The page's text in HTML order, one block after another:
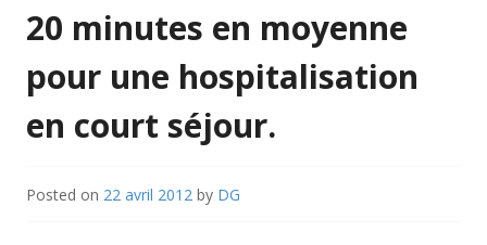
20 minutes en moyenne
pour une hospitalisation
en court séjour.
Posted on 22 avril 2012 by DG